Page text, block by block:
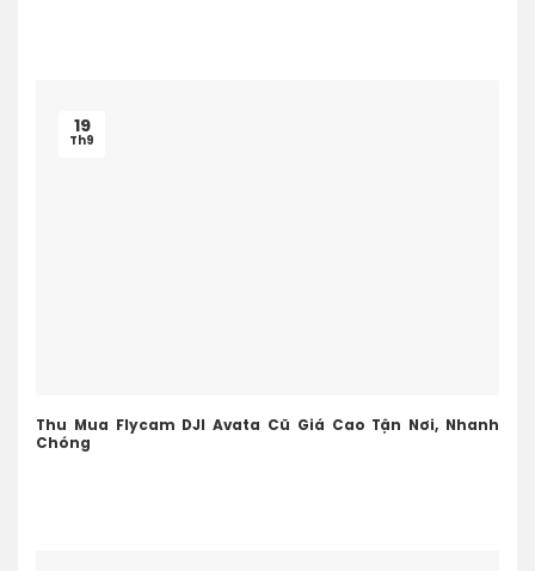
Thu Mua Flycam DJI Avata Cũ Giá Cao Tận Nơi, Nhanh
Chóng
19
Th9